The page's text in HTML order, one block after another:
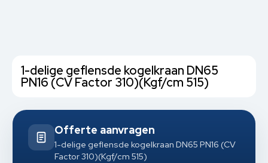
1-delige geflensde kogelkraan DN65
PN16 (CV Factor 310)(Kgf/cm 515)
Offerte aanvragen
1-delige geflensde kogelkraan DN65 PN16 (CV
Factor 310)(Kgf/cm 515)